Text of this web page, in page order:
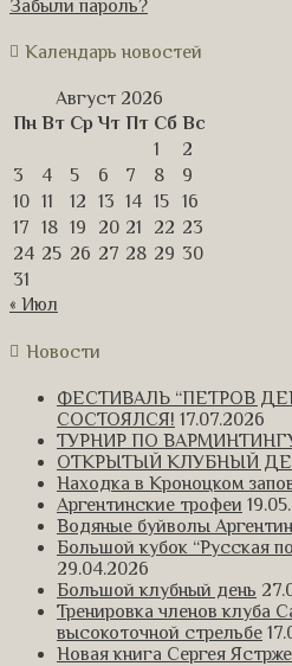
Забыли пароль?
Календарь новостей
Август 2026
Пн Вт Ср Чт Пт Сб Вс
1
2
3
4 5 6 7 8
9
10 11 12 13 14 15
16
17
18 19 20 21 22 23
24 25 26 27 28 29 30
31
« Июл
Новости
ФЕСТИВАЛЬ “ПЕТРОВ
СОСТОЯЛСЯ! 17.07.2026
ТУРНИР ПО
ОТКРЫТЫЙ КЛУБНЫЙ
Находка в Кроноцком
Аргентинские трофеи
Водяные буйволы
Большой кубок “Русская
29.04.2026
Большой клубный день
Тренировка членов клуба
высокоточной стрельбе
Новая книга Сергея